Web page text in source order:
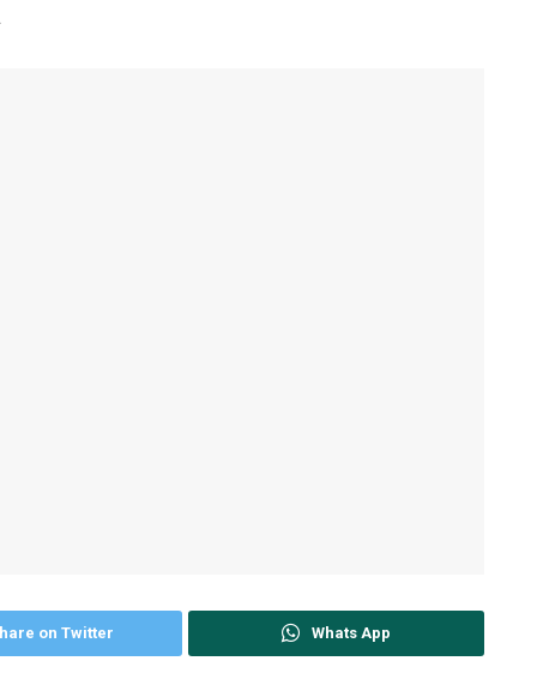
on Twitter Whats App